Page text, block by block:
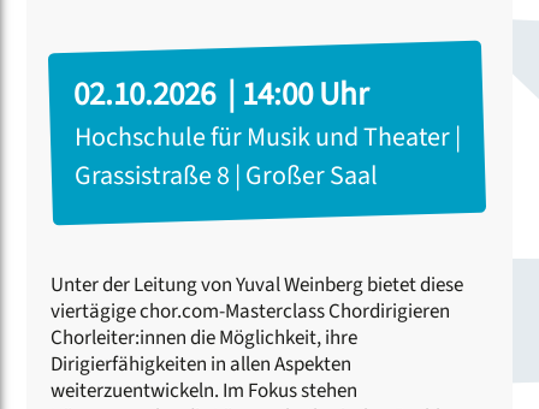
02.10.2026 | 14:00 Uhr
Hochschule für Musik und Theater |
Grassistraße 8 | Großer Saal
Unter der Leitung von Yuval Weinberg bietet diese
viertägige chor.com-Masterclass Chordirigieren
Chorleiter:innen die Möglichkeit, ihre
Dirigierfähigkeiten in allen Aspekten
weiterzuentwickeln. Im Fokus stehen